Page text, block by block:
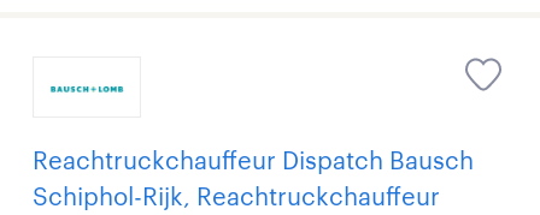
Reachtruckchauffeur Dispatch Bausch
Schiphol-Rijk, Reachtruckchauffeur